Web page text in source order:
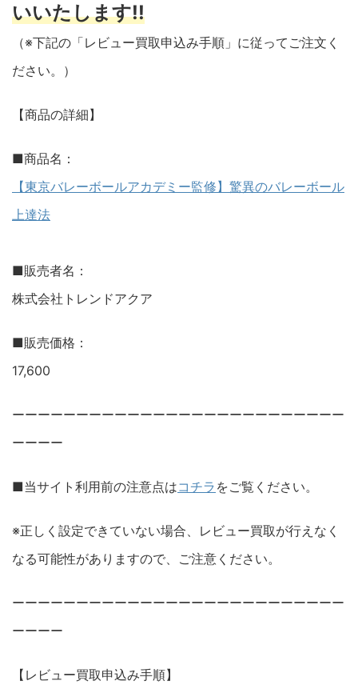
いいたします!!
（※下記の「レビュー買取申込み手順」に従ってご注文く
ださい。）
【商品の詳細】
■商品名：
【東京バレーボールアカデミー監修】驚異のバレーボール
上達法
■販売者名：
株式会社トレンドアクア
■販売価格：
17,600
ーーーーーーーーーーーーーーーーーーーーーーーーーー
ーーーー
■当サイト利用前の注意点はコチラ をご覧ください。
※正しく設定できていない場合、レビュー買取が行えなく
なる可能性がありますので、ご注意ください。
ーーーーーーーーーーーーーーーーーーーーーーーーーー
ーーーー
【レビュー買取申込み手順】